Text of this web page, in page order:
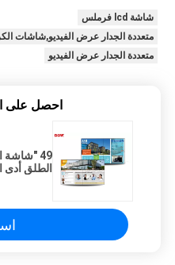
شاشة lcd فرملس
متعددة الجدار عرض الفيديو,شاشات
متعددة الجدار عرض الفيديو
احصل على
49 "شاشة
الطلق أدى